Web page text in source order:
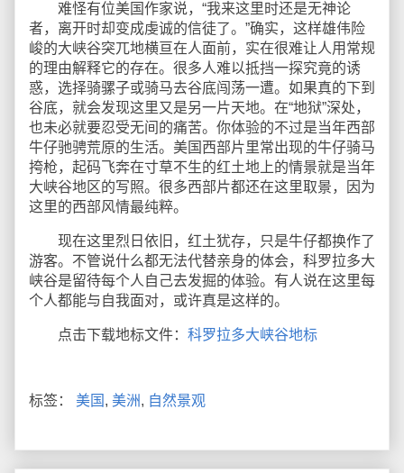
难怪有位美国作家说，“我来这里时还是无神论
者，离开时却变成虔诚的信徒了。”确实，这样雄伟险
峻的大峡谷突兀地横亘在人面前，实在很难让人用常规
的理由解释它的存在。很多人难以抵挡一探究竟的诱
惑，选择骑骡子或骑马去谷底闯荡一遭。如果真的下到
谷底，就会发现这里又是另一片天地。在“地狱”深处，
也未必就要忍受无间的痛苦。你体验的不过是当年西部
牛仔驰骋荒原的生活。美国西部片里常出现的牛仔骑马
挎枪，起码飞奔在寸草不生的红土地上的情景就是当年
大峡谷地区的写照。很多西部片都还在这里取景，因为
这里的西部风情最纯粹。
现在这里烈日依旧，红土犹存，只是牛仔都换作了
游客。不管说什么都无法代替亲身的体会，科罗拉多大
峡谷是留待每个人自己去发掘的体验。有人说在这里每
个人都能与自我面对，或许真是这样的。
点击下载地标文件： 科罗拉多大峡谷地标
标签： 美国 , 美洲, 自然景观